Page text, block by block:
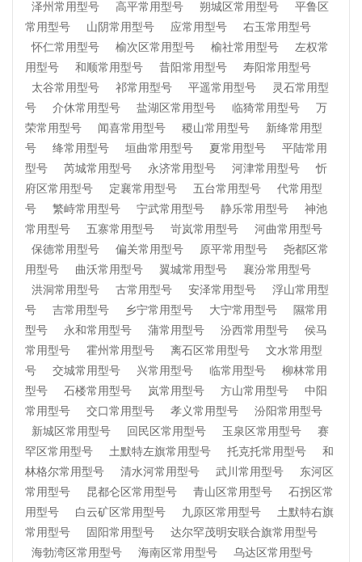
泽州常用型号
高平常用型号 朔城区常用型号
平鲁区
常用型号
山阴常用型号 应常用型号
右玉常用型号
怀仁常用型号
榆次区常用型号 榆社常用型号
左权常
用型号
和顺常用型号 昔阳常用型号
寿阳常用型号
太谷常用型号
祁常用型号 平遥常用型号
灵石常用型
号
介休常用型号 盐湖区常用型号 临猗常用型号
万
荣常用型号
闻喜常用型号 稷山常用型号
新绛常用型
号
绛常用型号 垣曲常用型号 夏常用型号
平陆常用
型号
芮城常用型号 永济常用型号 河津常用型号
忻
府区常用型号
定襄常用型号 五台常用型号
代常用型
号
繁峙常用型号 宁武常用型号 静乐常用型号
神池
常用型号
五寨常用型号 岢岚常用型号
河曲常用型号
保德常用型号
偏关常用型号 原平常用型号
尧都区常
用型号
曲沃常用型号 翼城常用型号
襄汾常用型号
洪洞常用型号
古常用型号 安泽常用型号
浮山常用型
号
吉常用型号 乡宁常用型号 大宁常用型号
隰常用
型号
永和常用型号 蒲常用型号 汾西常用型号
侯马
常用型号
霍州常用型号 离石区常用型号
文水常用型
号
交城常用型号 兴常用型号 临常用型号
柳林常用
型号
石楼常用型号 岚常用型号 方山常用型号
中阳
常用型号
交口常用型号 孝义常用型号
汾阳常用型号
新城区常用型号
回民区常用型号 玉泉区常用型号
赛
罕区常用型号
土默特左旗常用型号 托克托常用型号
和
林格尔常用型号
清水河常用型号 武川常用型号
东河区
常用型号
昆都仑区常用型号 青山区常用型号
石拐区常
用型号
白云矿区常用型号 九原区常用型号
土默特右旗
常用型号
固阳常用型号
达尔罕茂明安联合旗常用型号
海勃湾区常用型号
海南区常用型号
乌达区常用型号